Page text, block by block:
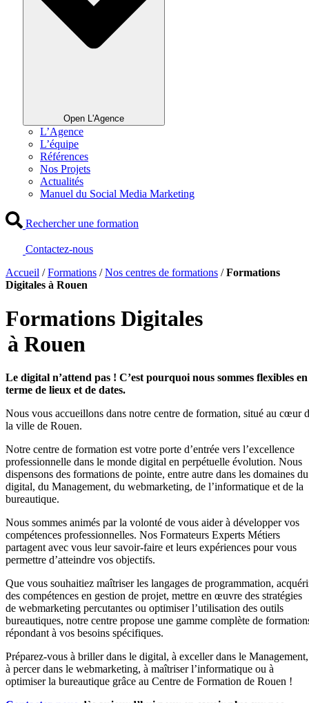
Open L'Agence
L’Agence
L’équipe
Références
Nos Projets
Actualités
Manuel du Social Media Marketing
Rechercher une formation
Contactez-nous
Accueil /Formations /Nos centres de formations /Formations
Digitales à Rouen
Formations Digitales
à Rouen
Le digital n’attend pas ! C’est pourquoi nous sommes flexibles en
terme de lieux et de dates.
Nous vous accueillons dans notre centre de formation, situé au cœur
la ville de Rouen.
Notre centre de formation est votre porte d’entrée vers l’excellence
professionnelle dans le monde digital en perpétuelle évolution. Nous
dispensons des formations de pointe, entre autre dans les domaines du
digital, du Management, du webmarketing, de l’informatique et de la
bureautique.
Nous sommes animés par la volonté de vous aider à développer vos
compétences professionnelles. Nos Formateurs Experts Métiers
partagent avec vous leur savoir-faire et leurs expériences pour vous
permettre d’atteindre vos objectifs.
Que vous souhaitiez maîtriser les langages de programmation,
des compétences en gestion de projet, mettre en œuvre des stratégies
de webmarketing percutantes ou optimiser l’utilisation des outils
bureautiques, notre centre propose une gamme complète de
répondant à vos besoins spécifiques.
Préparez-vous à briller dans le digital, à exceller dans le Management,
à percer dans le webmarketing, à maîtriser l’informatique ou à
optimiser la bureautique grâce au Centre de Formation de Rouen !